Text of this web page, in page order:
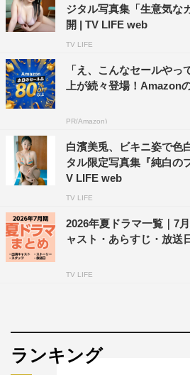
ジタル写真集「生意気な
開 | TV LIFE web
TV LIFE
「え、こんなセールやっ
上が続々登場！Amazon
PR(Amazon)
白濱美兎、ビキニ姿で
タル限定写真集『純白の
V LIFE web
TV LIFE
2026年夏ドラマ一覧｜7
ャスト・あらすじ・放送
TV LIFE
ランキング